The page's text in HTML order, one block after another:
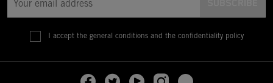
I accept the general conditions and the confidentiality policy